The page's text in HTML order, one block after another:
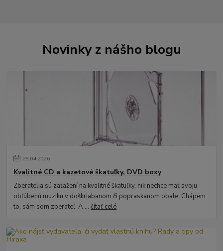
Novinky z nášho blogu
29.04.2026
Kvalitné CD a kazetové škatuľky, DVD boxy
Zberatelia sú zaťažení na kvalitné škatuľky, nik nechce mať svoju
obľúbenú muziku v doškriabanom či popraskanom obale. Chápem
to, sám som zberateľ. A ...čítať celé